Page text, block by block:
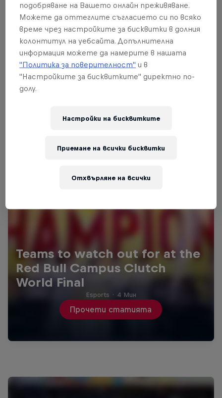
Teams to watch out for at the
Red Bull Campus Clutch
World Final
Прочети статията
Esports · 4 Мин
подобряване на Вашето онлайн преживяване.
Можете да оттеглите съгласието си по всяко
време чрез настройките за бисквитки в долния
колонтитул на уебсайта. Допълнителна
информация можете да намерите в нашата
"Политика за поверителност" и в
"Настройките за бисквитките" директно по-
долу.
Настройки на бисквитките
Отхвърляне на всички
Приемане на всички бисквитки